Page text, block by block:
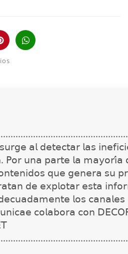
𝖺𝗅 𝖽𝖾𝗍𝖾𝖼𝗍𝖺𝗋 𝗅𝖺𝗌
𝖯𝗈𝗋 𝗎𝗇𝖺 𝗉𝖺𝗋𝗍𝖾 𝗅𝖺
𝗊𝗎𝖾 𝗀𝖾𝗇𝖾𝗋𝖺 𝗌𝗎
𝖽𝖾 𝖾𝗑𝗉𝗅𝗈𝗍𝖺𝗋 𝖾𝗌𝗍𝖺
𝗅𝗈𝗌
𝖼𝗈𝗅𝖺𝖻𝗈𝗋𝖺 𝖼𝗈𝗇